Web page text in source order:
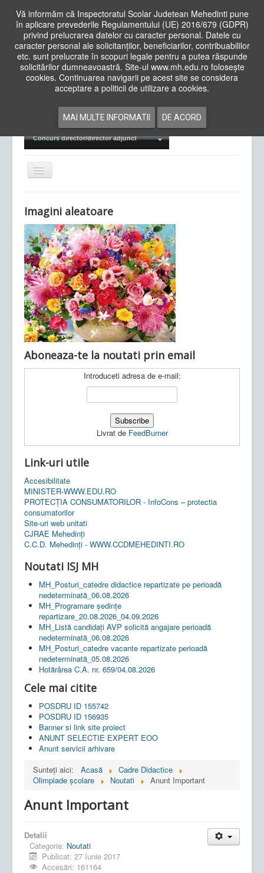
Vă informăm că Inspectoratul Scolar Judetean Mehedinti pune
în aplicare prevederile Regulamentului (UE) 2016/679 (GDPR)
privind prelucrarea datelor cu caracter personal. Datele cu
caracter personal ale solicitanților, beneficiarilor, contribuabililor
etc. sunt prelucrate în scopuri legale pentru a putea răspunde
solicitărilor dumneavoastră. Site-ul www.mh.edu.ro folosește
cookies. Continuarea navigarii pe acest site se considera
acceptare a politicii de utilizare a cookies.
MAI MULTE INFORMATII DE ACORD
Cauta
in
siteAcasa Cadre Didactice
Examene Naționale
Concurs director/director adjunct
Comută
navigarea
Ultimele articole: Vi, 04.11.2022 -Inspectoratul Școlar
Județean Mehedinți
Imagini aleatoare
Aboneaza-te la noutati prin email
Introduceti adresa de e-mail:
Livrat de FeedBurner
Link-uri utile
Accesibilitate
MINISTER-WWW.EDU.RO
PROTECȚIA CONSUMATORILOR - InfoCons – protectia
consumatorilor
Site-uri web unitati
CJRAE Mehedinți
C.C.D. Mehedinţi - WWW.CCDMEHEDINTI.RO
Noutati ISJ MH
MH_Posturi_catedre didactice repartizate pe perioadă
nedeterminată_06.08.2026
MH_Programare ședințe
repartizare_20.08.2026_04.09.2026
MH_Listă candidați AVP solicită angajare perioadă
nedeterminată_06.08.2026
MH_Posturi_catedre vacante repartizate perioadă
nedeterminată_05.08.2026
Hotărârea C.A. nr. 659/04.08.2026
Cele mai citite
POSDRU ID 155742
POSDRU ID 156935
Banner si link site proiect
ANUNT SELECTIE EXPERT EOO
Anunt servicii arhivare
Sunteți aici:
Acasă
Cadre Didactice
Olimpiade școlare
Noutati Anunt Important
Anunt Important
Detalii
Categorie: Noutati
Publicat: 27 Iunie 2017
Accesări: 161164